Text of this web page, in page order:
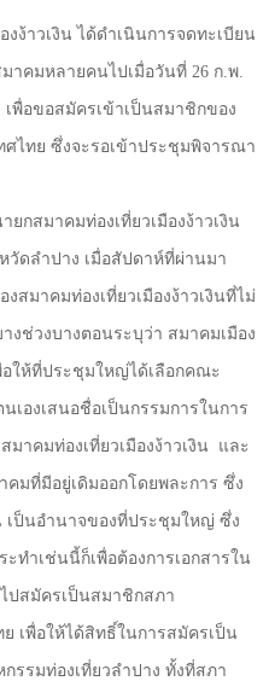
ง้าวเงิน ได้ดำเนินการจดทะเบียน
าคมหลายคนไปเมื่อวันที่ 26 ก.พ.
เพื่อขอสมัครเข้าเป็นสมาชิกของ
ศไทย ซึ่งจะรอเข้าประชุมพิจารณา
กสมาคมท่องเที่ยวเมืองง้าวเงิน
วัดลำปาง เมื่อสัปดาห์ที่ผ่านมา
สมาคมท่องเที่ยวเมืองง้าวเงินที่ไม่
ช่วงบางตอนระบุว่า สมาคมเมือง
อให้ที่ประชุมใหญ่ได้เลือกคณะ
เองเสนอชื่อเป็นกรรมการในการ
าคมท่องเที่ยวเมืองง้าวเงิน และ
มที่มีอยู่เดิมออกโดยพละการ ซึ่ง
ป็นอำนาจของที่ประชุมใหญ่ ซึ่ง
ะทำเช่นนี้ก็เพื่อต้องการเอกสารใน
ปสมัครเป็นสมาชิกสภา
เพื่อให้ได้สิทธิ์ในการสมัครเป็น
รรมท่องเที่ยวลำปาง ทั้งที่สภา